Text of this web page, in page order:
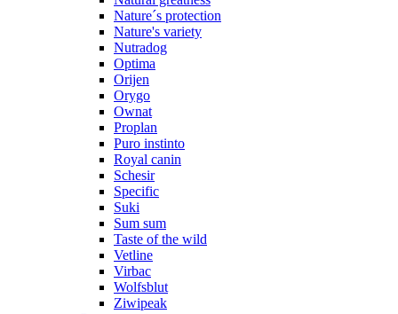
Nature´s protection
Nature's variety
Nutradog
Optima
Orijen
Orygo
Ownat
Proplan
Puro instinto
Royal canin
Schesir
Specific
Suki
Sum sum
Taste of the wild
Vetline
Virbac
Wolfsblut
Ziwipeak